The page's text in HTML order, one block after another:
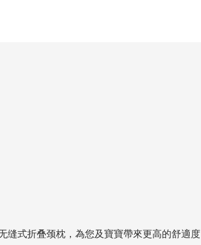
缝式折叠颈枕，為您及寶寶帶來更高的舒適度